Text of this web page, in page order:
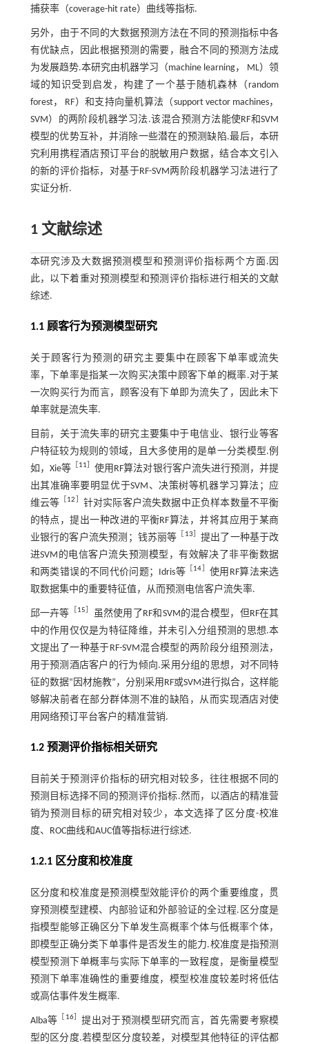
捕获率（coverage-hit rate）曲线等指标.
另外，由于不同的大数据预测方法在不同的预测指标中各
有优缺点，因此根据预测的需要，融合不同的预测方法成
为发展趋势.本研究由机器学习（machine learning， ML）领
域的知识受到启发，构建了一个基于随机森林（random
forest， RF）和支持向量机算法（support vector machines，
SVM）的两阶段机器学习法.该混合预测方法能使RF和SVM
模型的优势互补，并消除一些潜在的预测缺陷.最后，本研
究利用携程酒店预订平台的脱敏用户数据，结合本文引入
的新的评价指标，对基于RF-SVM两阶段机器学习法进行了
实证分析.
1 文献综述
本研究涉及大数据预测模型和预测评价指标两个方面.因
此，以下着重对预测模型和预测评价指标进行相关的文献
综述.
1.1 顾客行为预测模型研究
关于顾客行为预测的研究主要集中在顾客下单率或流失
率，下单率是指某一次购买决策中顾客下单的概率.对于某
一次购买行为而言，顾客没有下单即为流失了，因此未下
单率就是流失率.
目前，关于流失率的研究主要集中于电信业、银行业等客
户特征较为规则的领域，且大多使用的是单一分类模型.例
如，Xie等［11］使用RF算法对银行客户流失进行预测，并提
出其准确率要明显优于SVM、决策树等机器学习算法；应
维云等 ［12］ 针对实际客户流失数据中正负样本数量不平衡
的特点，提出一种改进的平衡RF算法，并将其应用于某商
业银行的客户流失预测；钱苏丽等 ［ 13］提出了一种基于改
进SVM的电信客户流失预测模型，有效解决了非平衡数据
和两类错误的不同代价问题；Idris等［14］使用RF算法来选
取数据集中的重要特征值，从而预测电信客户流失率.
邱一卉等 ［15］
虽然使用了RF和SVM的混合模型，但RF在其
中的作用仅仅是为特征降维，并未引入分组预测的思想.本
文提出了一种基于RF-SVM混合模型的两阶段分组预测法，
用于预测酒店客户的行为倾向.采用分组的思想，对不同特
征的数据“因材施教”，分别采用RF或SVM进行拟合，这样能
够解决前者在部分群体测不准的缺陷，从而实现酒店对使
用网络预订平台客户的精准营销.
1.2 预测评价指标相关研究
目前关于预测评价指标的研究相对较多，往往根据不同的
预测目标选择不同的预测评价指标.然而，以酒店的精准营
销为预测目标的研究相对较少，本文选择了区分度-校准
度、ROC曲线和AUC值等指标进行综述.
1.2.1 区分度和校准度
区分度和校准度是预测模型效能评价的两个重要维度，贯
穿预测模型建模、内部验证和外部验证的全过程.区分度是
指模型能够正确区分下单发生高概率个体与低概率个体，
即模型正确分类下单事件是否发生的能力.校准度是指预测
模型预测下单概率与实际下单率的一致程度，是衡量模型
预测下单率准确性的重要维度，模型校准度较差时将低估
或高估事件发生概率.
Alba等 ［ 16］提出对于预测模型研究而言，首先需要考察模
型的区分度.若模型区分度较差，对模型其他特征的评估都